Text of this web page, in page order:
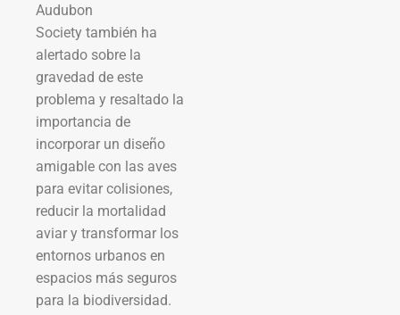
Audubon
Society también ha
alertado sobre la
gravedad de este
problema y resaltado la
importancia de
incorporar un diseño
amigable con las aves
para evitar colisiones,
reducir la mortalidad
aviar y transformar los
entornos urbanos en
espacios más seguros
para la biodiversidad.